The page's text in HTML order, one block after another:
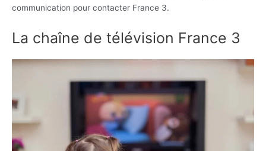
communication pour contacter France 3.
La chaîne de télévision France 3